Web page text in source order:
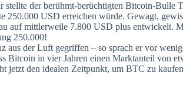
stellte der berühmt-berüchtigten Bitcoin-Bulle
250.000 USD erreichen würde. Gewagt,
auf mittlerweile 7.800 USD plus entwickelt.
250.000!
aus der Luft gegriffen – so sprach er vor
Bitcoin in vier Jahren einen Marktanteil von
jetzt den idealen Zeitpunkt, um BTC zu